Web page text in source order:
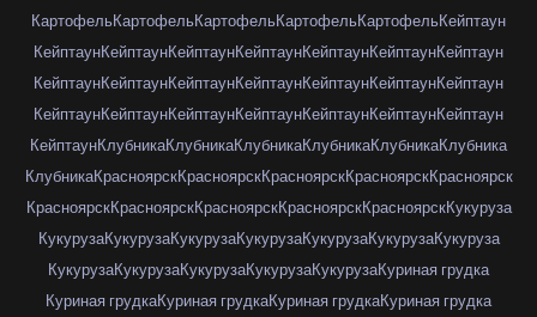
КартофельКартофельКартофельКартофельКартофельКейптаун
КейптаунКейптаунКейптаунКейптаунКейптаунКейптаунКейптаун
КейптаунКейптаунКейптаунКейптаунКейптаунКейптаунКейптаун
КейптаунКейптаунКейптаунКейптаунКейптаунКейптаунКейптаун
КейптаунКлубникаКлубникаКлубникаКлубникаКлубникаКлубника
КлубникаКрасноярскКрасноярскКрасноярскКрасноярскКрасноярск
КрасноярскКрасноярскКрасноярскКрасноярскКрасноярскКукуруза
КукурузаКукурузаКукурузаКукурузаКукурузаКукурузаКукуруза
КукурузаКукурузаКукурузаКукурузаКукурузаКуриная грудка
Куриная грудкаКуриная грудкаКуриная грудкаКуриная грудка